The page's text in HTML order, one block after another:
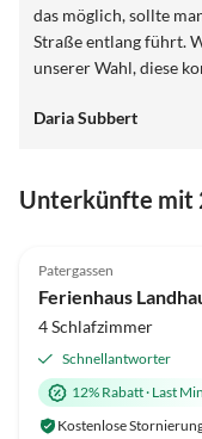
das möglich, sollte
Straße entlang führt. Wir waren sehr zufrieden mit
unserer Wahl, diese
Daria Subbert
Unterkünfte mit
Patergassen
Ferienhaus
4 Schlafzimmer
Schnellantworter
12% Rabatt· Last
Kostenlose